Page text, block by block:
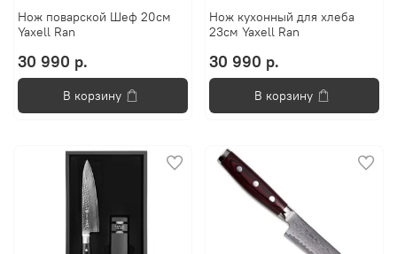
Нож поварской Шеф 20см
Yaxell Ran
30 990 р.
В корзину
Нож кухонный для хлеба
23см Yaxell Ran
30 990 р.
В корзину